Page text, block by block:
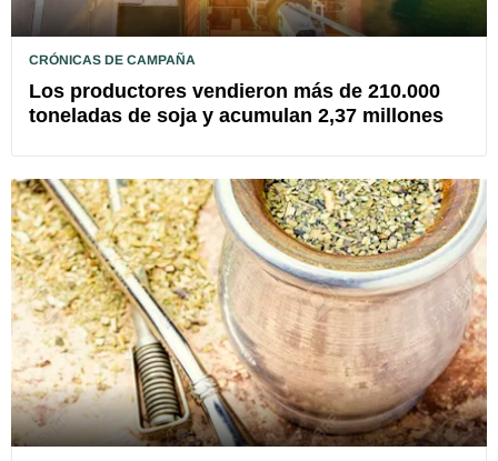
CRÓNICAS DE CAMPAÑA
Los productores vendieron más de 210.000
toneladas de soja y acumulan 2,37 millones